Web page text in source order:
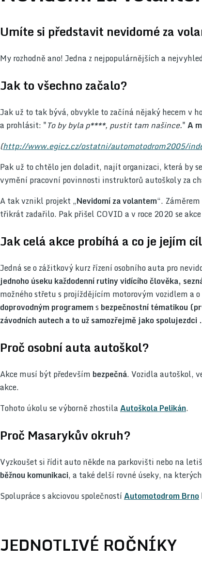
Umíte si představit nevidomé za
My rozhodně ano! Jedna z nejpopulárnějších a
Jak to všechno začalo?
Jak už to tak bývá, obvykle to začíná nějaký hecem v
a prohlásit: "To by byla p****, pustit tam našince."A
(http://www.egicz.cz/ostatni/automotodrom2005/
Pak už to chtělo jen doladit, najít organizaci, která by
vymění pracovní povinnosti instruktorů autoškoly za
A tak vznikl projekt „Nevidomí za volantem“.
třikrát zadařilo. Pak přišel COVID a v roce 2020 se
Jak celá akce probíhá a co je jejím
Jedná se o zážitkový kurz řízení osobního auta pro
jednoho úseku každodenní rutiny vidícího člověka,
možného střetu s projíždějícím motorovým vozidlem a
doprovodným programemsbezpečnostní tématikou
závodních autech a to už samozřejmě jako spolujezdci
Proč osobní auta autoškol?
Akce musí být především bezpečná. Vozidla autoškol,
akce.
Tohoto úkolu se výborně zhostilaAutoškola Pelikán.
Proč Masarykův okruh?
Vyzkoušet si řídit auto někde na parkovišti nebo na
běžnou komunikaci, a také delší rovné úseky, na
Spolupráce s akciovou společnostíAutomotodrom Brno
JEDNOTLIVÉ ROČNÍKY